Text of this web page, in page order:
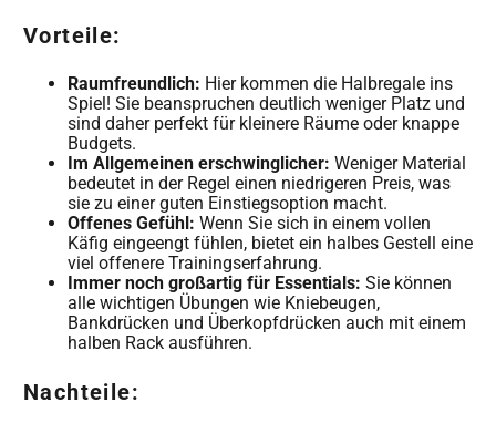
Vorteile:
Raumfreundlich: Hier kommen die Halbregale ins
Spiel! Sie beanspruchen deutlich weniger Platz und
sind daher perfekt für kleinere Räume oder knappe
Budgets.
Im Allgemeinen erschwinglicher: Weniger Material
bedeutet in der Regel einen niedrigeren Preis, was
sie zu einer guten Einstiegsoption macht.
Offenes Gefühl: Wenn Sie sich in einem vollen
Käfig eingeengt fühlen, bietet ein halbes Gestell eine
viel offenere Trainingserfahrung.
Immer noch großartig für Essentials: Sie können
alle wichtigen Übungen wie Kniebeugen,
Bankdrücken und Überkopfdrücken auch mit einem
halben Rack ausführen.
Nachteile: